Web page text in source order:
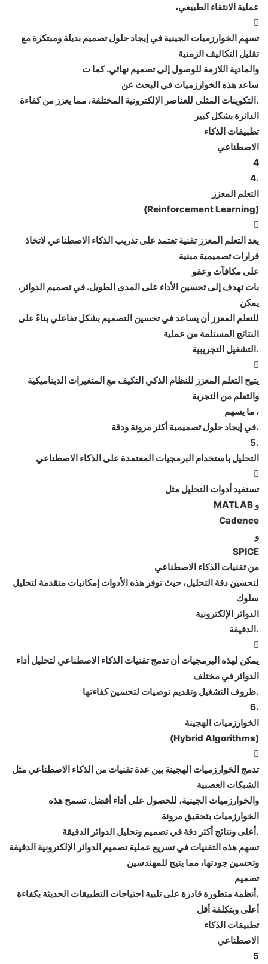
عملية الانتقاء الطبيعي،

تسهم الخوارزميات الجينية في إيجاد حلول تصميم بديلة ومبتكرة مع
تقليل التكاليف الزمنية
والمادية اللازمة للوصول إلى تصميم نهائي. كما ت
ساعد هذه الخوارزميات في البحث عن
.التكوينات المثلى للعناصر الإلكترونية المختلفة، مما يعزز من كفاءة
الدائرة بشكل كبير
تطبيقات الذكاء
الاصطناعي
4
.4
التعلم المعزز
(Reinforcement Learning)

يعد التعلم المعزز تقنية تعتمد على تدريب الذكاء الاصطناعي لاتخاذ
قرارات تصميمية مبنية
على مكافآت وعقو
بات تهدف إلى تحسين الأداء على المدى الطويل. في تصميم الدوائر،
يمكن
للتعلم المعزز أن يساعد في تحسين التصميم بشكل تفاعلي بناءً على
النتائج المستلمة من عملية
.التشغيل التجريبية

يتيح التعلم المعزز للنظام الذكي التكيف مع المتغيرات الديناميكية
والتعلم من التجربة
، ما يسهم
.في إيجاد حلول تصميمية أكثر مرونة ودقة
.5
التحليل باستخدام البرمجيات المعتمدة على الذكاء الاصطناعي

تستفيد أدوات التحليل مثل
و MATLAB
Cadence
و
SPICE
من تقنيات الذكاء الاصطناعي
لتحسين دقة التحليل، حيث توفر هذه الأدوات إمكانيات متقدمة لتحليل
سلوك
الدوائر الإلكترونية
.الدقيقة

يمكن لهذه البرمجيات أن تدمج تقنيات الذكاء الاصطناعي لتحليل أداء
الدوائر في مختلف
.ظروف التشغيل وتقديم توصيات لتحسين كفاءتها
.6
الخوارزميات الهجينة
(Hybrid Algorithms)

تدمج الخوارزميات الهجينة بين عدة تقنيات من الذكاء الاصطناعي مثل
الشبكات العصبية
والخوارزميات الجينية، للحصول على أداء أفضل. تسمح هذه
الخوارزميات بتحقيق مرونة
.أعلى ونتائج أكثر دقة في تصميم وتحليل الدوائر الدقيقة
تسهم هذه التقنيات في تسريع عملية تصميم الدوائر الإلكترونية الدقيقة
وتحسين جودتها، مما يتيح للمهندسين
تصميم
.أنظمة متطورة قادرة على تلبية احتياجات التطبيقات الحديثة بكفاءة
أعلى وبتكلفة أقل
تطبيقات الذكاء
الاصطناعي
5